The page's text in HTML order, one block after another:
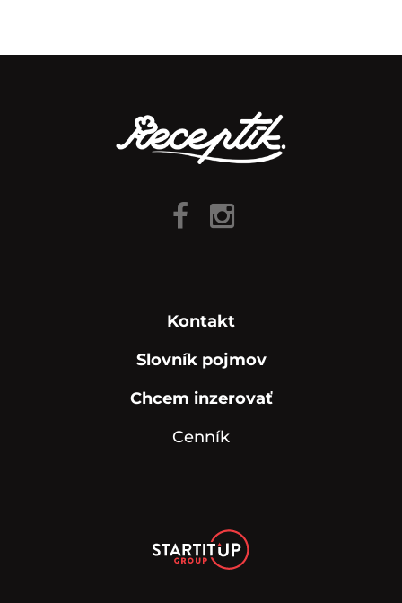
Kontakt
Slovník pojmov
Chcem inzerovať
Cenník